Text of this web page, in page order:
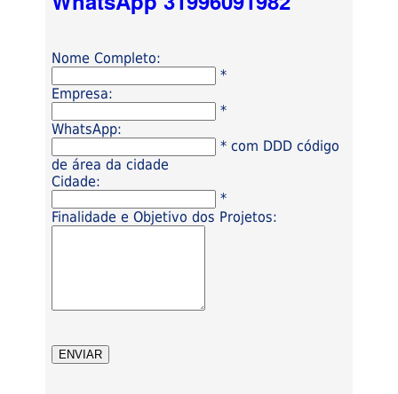
Nome Completo:
*
Empresa:
*
WhatsApp:
* com DDD código
de área da cidade
Cidade:
*
Finalidade e Objetivo dos Projetos: